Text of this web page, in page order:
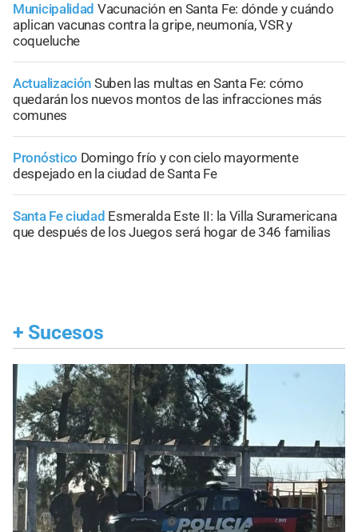
Municipalidad Vacunación en Santa Fe: dónde y cuándo
aplican vacunas contra la gripe, neumonía, VSR y
coqueluche
Actualización Suben las multas en Santa Fe: cómo
quedarán los nuevos montos de las infracciones más
comunes
Pronóstico Domingo frío y con cielo mayormente
despejado en la ciudad de Santa Fe
Santa Fe ciudad Esmeralda Este II: la Villa Suramericana
que después de los Juegos será hogar de 346 familias
+ Sucesos